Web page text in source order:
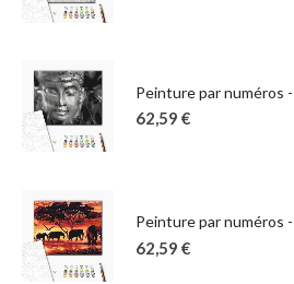
62,59 €
Peinture par numéros -
62,59 €